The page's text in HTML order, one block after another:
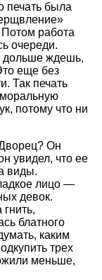
печать была
Потом работа
очереди.
дольше ждешь,
еще без
Так печать
потому что ни
Он
увидел, что ее
виды.
лицо —
девок.
блатного
каким
трех
меньше,